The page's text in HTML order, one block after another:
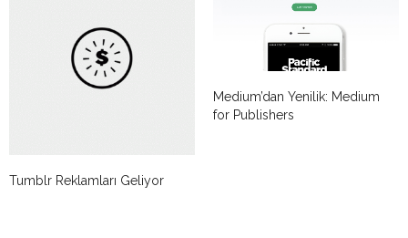
Tumblr Reklamları Geliyor
Medium’dan Yenilik: Medium
for Publishers